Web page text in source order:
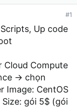
#1
Up code
Cloud Compute
→ chọn
Image: CentOS
gói 5$ (gói